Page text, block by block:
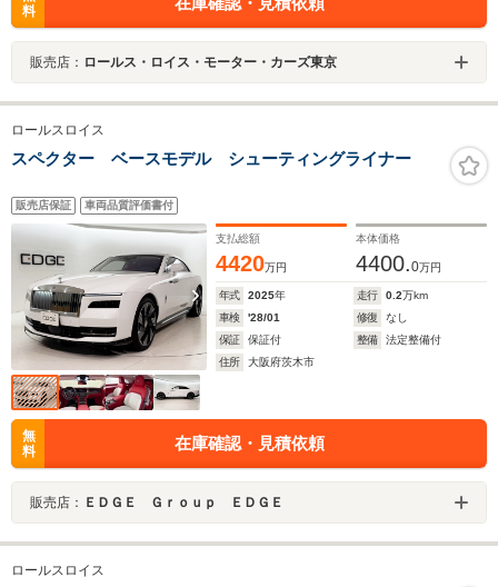
料
販売店： ロールス・ロイス・モーター・カーズ東京
ロールスロイス
スペクター ベースモデル シューティングライナー
販売店保証 車両品質評価書付
支払総額
4420万円
本体価格
4400.0万円
年式 2025年 走行 0.2万km
車検
'28/01 修復
なし
保証
保証付 整備
法定整備付
住所
大阪府茨木市
無
料
在庫確認・見積依頼
販売店： ＥＤＧＥ Ｇｒｏｕｐ ＥＤＧＥ
ロールスロイス